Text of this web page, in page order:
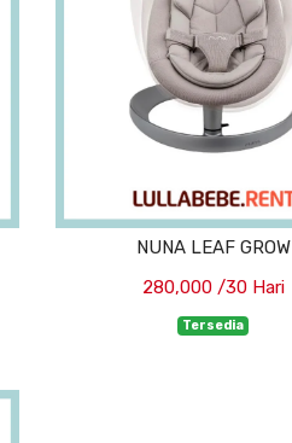
NUNA LEAF GROW
280,000 /30 Hari
Tersedia